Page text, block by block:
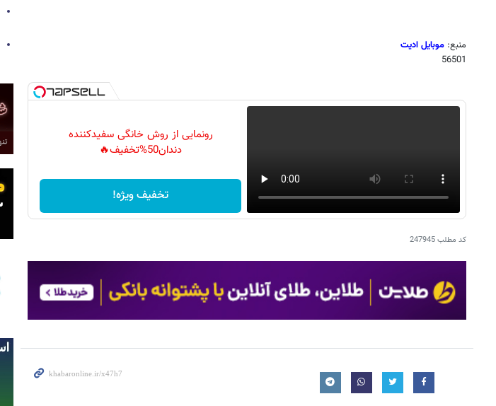
منبع: موبایل ادیت
56501
رونمایی از روش خانگی سفیدکننده
دندان50%تخفیف🔥
تخفیف ویژه!
کد مطلب247945